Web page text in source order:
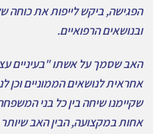
הפגישה, ביקש לייפות את כוחה
ובנושאים הרפואיים.
האב שסמך על אשתו "בעיניים
אחראית לנושאים הממוניים וכן
שקיימנו שיחה בין כל בני
אחות במקצועה, הבין האב שיותר